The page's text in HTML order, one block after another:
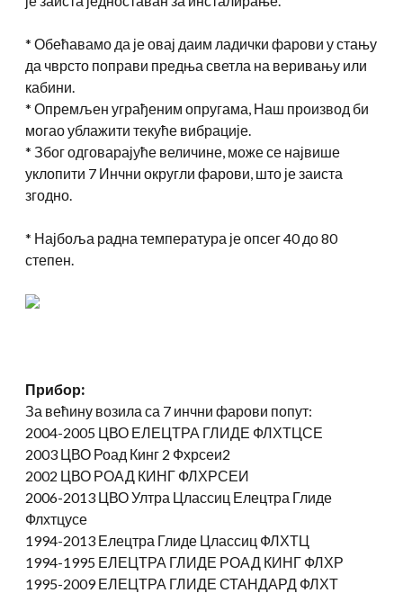
* Обећавамо да је овај даим ладички фарови у стању
да чврсто поправи предња светла на веривању или
кабини.
* Опремљен уграђеним опругама, Наш производ би
могао ублажити текуће вибрације.
* Због одговарајуће величине, може се највише
уклопити 7 Инчни округли фарови, што је заиста
згодно.
* Најбоља радна температура је опсег 40 до 80
степен.
Прибор:
За већину возила са 7 инчни фарови попут:
2004-2005 ЦВО ЕЛЕЦТРА ГЛИДЕ ФЛХТЦСЕ
2003 ЦВО Роад Кинг 2 Фхрсеи2
2002 ЦВО РОАД КИНГ ФЛХРСЕИ
2006-2013 ЦВО Ултра Цлассиц Елецтра Глиде
Флхтцусе
1994-2013 Елецтра Глиде Цлассиц ФЛХТЦ
1994-1995 ЕЛЕЦТРА ГЛИДЕ РОАД КИНГ ФЛХР
1995-2009 ЕЛЕЦТРА ГЛИДЕ СТАНДАРД ФЛХТ